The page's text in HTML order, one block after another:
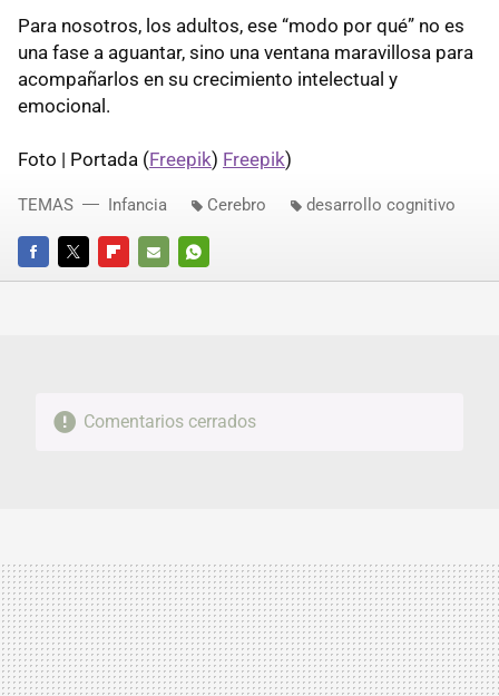
Para nosotros, los adultos, ese “modo por qué” no es
una fase a aguantar, sino una ventana maravillosa para
acompañarlos en su crecimiento intelectual y
emocional.
Foto | Portada (Freepik) Freepik)
FACEBOOKTWITTERFLIPBOARD
E-
WHATSAPP
TEMAS Infancia Cerebro desarrollo cognitivo
Comentarios cerrados